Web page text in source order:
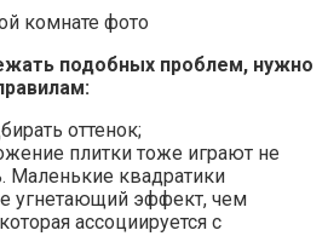
подобных проблем, нужно
оттенок;
плитки тоже играют не
квадратики
угнетающий эффект, чем
ассоциируется с